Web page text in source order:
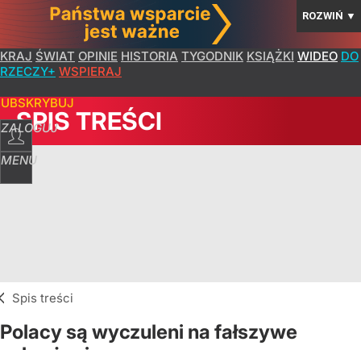
ROZWIŃ ▼
KRAJ ŚWIAT OPINIE HISTORIA TYGODNIK KSIĄŻKI WIDEO DO
RZECZY+ WSPIERAJ
ZALOGUJ
MENU
SPIS TREŚCI
Spis treści
Polacy są wyczuleni na fałszywe